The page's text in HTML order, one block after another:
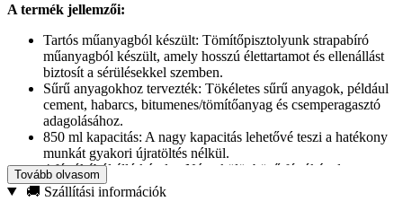
A termék jellemzői:
Tartós műanyagból készült: Tömítőpisztolyunk strapabíró
műanyagból készült, amely hosszú élettartamot és ellenállást
biztosít a sérülésekkel szemben.
Sűrű anyagokhoz tervezték: Tökéletes sűrű anyagok, például
cement, habarcs, bitumenes/tömítőanyag és csemperagasztó
adagolásához.
850 ml kapacitás: A nagy kapacitás lehetővé teszi a hatékony
munkát gyakori újratöltés nélkül.
4 fúvókából álló készlet: Négy különböző fúvókával
felszerelve a maximális sokoldalúság érdekében: téglalap
alakú 57×16 mm és 38×14 mm, kerek 12 mm és 20 mm.
Tovább olvasom
🚚 Szállítási információk